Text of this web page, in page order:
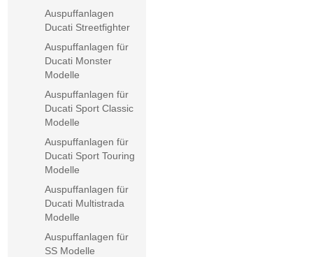
Auspuffanlagen
Ducati Streetfighter
Auspuffanlagen für
Ducati Monster
Modelle
Auspuffanlagen für
Ducati Sport Classic
Modelle
Auspuffanlagen für
Ducati Sport Touring
Modelle
Auspuffanlagen für
Ducati Multistrada
Modelle
Auspuffanlagen für
SS Modelle